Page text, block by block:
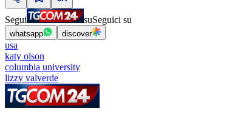
Segui suSeguici su
whatsapp discover
usa
katy olson
columbia university
lizzy valverde